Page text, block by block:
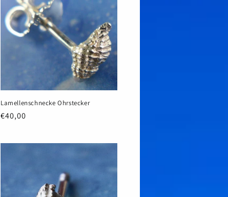
Lamellenschnecke Ohrstecker
Normaler
€40,00